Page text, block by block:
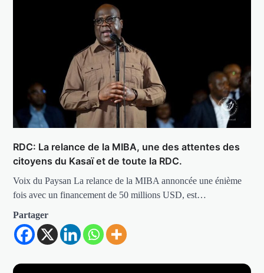
RDC: La relance de la MIBA, une des attentes des
citoyens du Kasaï et de toute la RDC.
Voix du Paysan La relance de la MIBA annoncée une énième
fois avec un financement de 50 millions USD, est…
Partager